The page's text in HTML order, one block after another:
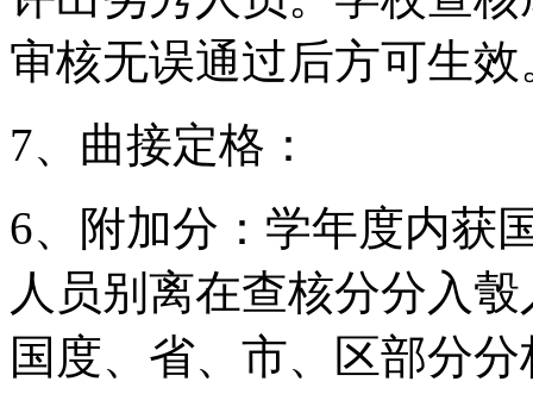
审核无误通过后方可生效
7、曲接定格：
6、附加分：学年度内获
人员别离在查核分分入
国度、省、市、区部分